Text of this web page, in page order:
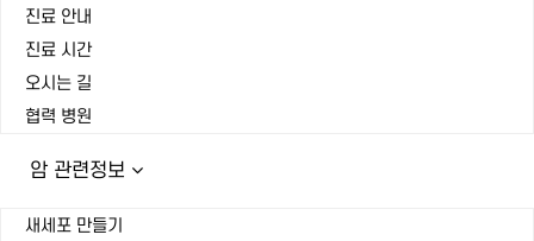
진료 안내
진료 시간
오시는 길
협력 병원
암 관련정보
새세포 만들기